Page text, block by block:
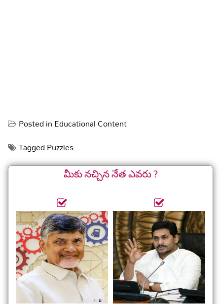
Posted inEducational Content
TaggedPuzzles
మీకు నచ్చిన నేత ఎవరు ?